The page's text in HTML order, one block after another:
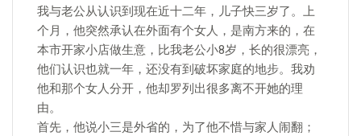
我与老公从认识到现在近十二年，儿子快三岁了。上
个月，他突然承认在外面有个女人，是南方来的，在
本市开家小店做生意，比我老公小8岁，长的很漂亮，
他们认识也就一年，还没有到破坏家庭的地步。我劝
他和那个女人分开，他却罗列出很多离不开她的理
由。
首先，他说小三是外省的，为了他不惜与家人闹翻；